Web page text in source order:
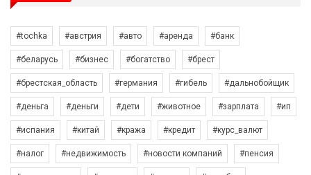
#tochka #австрия #авто #аренда #банк
#беларусь #бизнес #богатство #брест
#брестская_область #германия #гибель #дальнобойщик
#деньга #деньги #дети #животное #зарплата #ип
#испания #китай #кража #кредит #курс_валют
#налог #недвижимость #новости компаний #пенсия